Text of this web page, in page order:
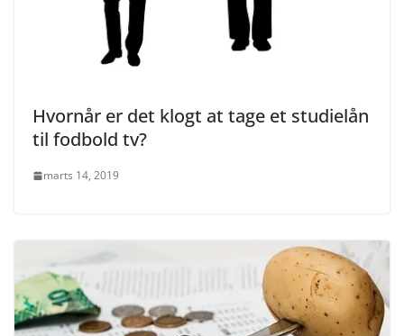
Hvornår er det klogt at tage et studielån
til fodbold tv?
marts 14, 2019